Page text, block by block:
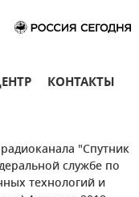
КОНТАКТЫ
"Спутник
службе по
технологий и